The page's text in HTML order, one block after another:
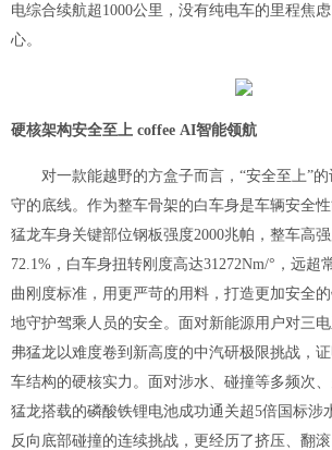
电综合续航超 1000公里，没有纯电车的里程焦
心。
硬核架构安全至上 coffee AI智能领航
对一款能越野的方盒子而言， “安全至上”
守的底线。作为整车骨架的白车身是车辆安全
猛龙车身关键部位钢板强度2000兆帕，整车高
72.1% ，白车身扭转刚度高达31272Nm/°， 远超
曲刚度标准，用更严苛的用料，打造更加安全的
地守护驾乘人员的安全。面对新能源用户对三
弗猛龙以难度卷到新高度的中汽研极限挑战，
车结构的硬核实力。面对涉水、碰撞等多频次
猛龙搭载的磷酸铁锂电池成功通关超5倍国标涉
反向底部碰撞的连续挑战 ，更经历了挤压、翻